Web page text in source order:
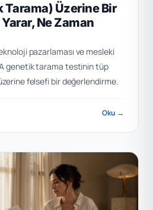
Tarama) Üzerine Bir
Ne Zaman
pazarlaması ve mesleki
A genetik tarama testinin tüp
felsefi bir değerlendirme.
Oku →